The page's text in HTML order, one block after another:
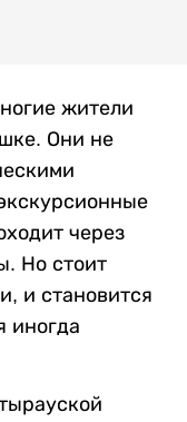
жители
Они не
через
Но стоит
и становится
иногда